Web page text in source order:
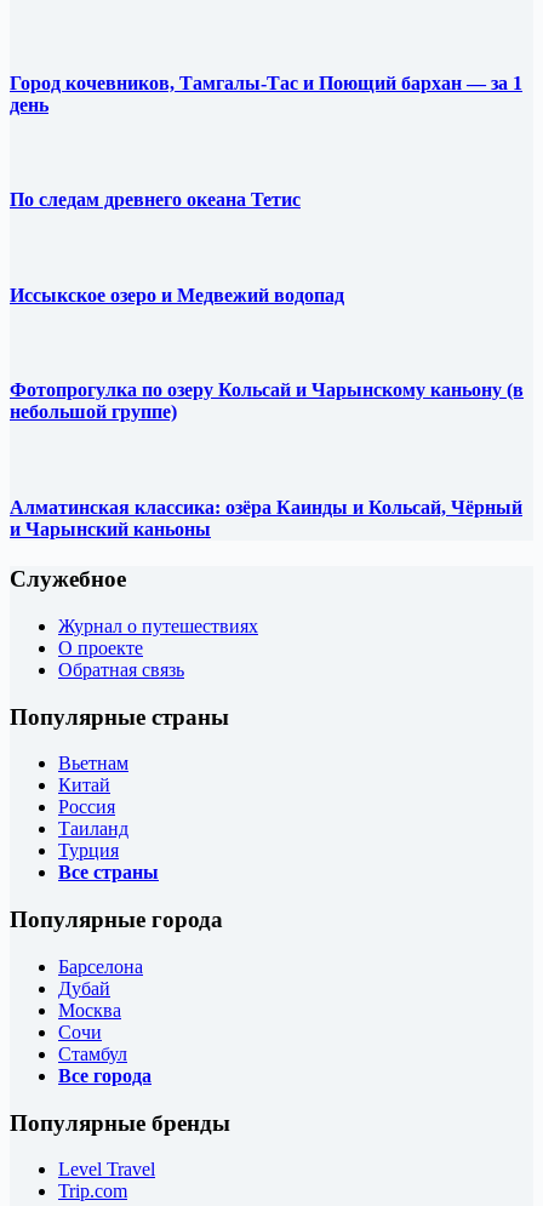
Город кочевников, Тамгалы-Тас и Поющий бархан — за 1
день
По следам древнего океана Тетис
Иссыкское озеро и Медвежий водопад
Фотопрогулка по озеру Кольсай и Чарынскому каньону (в
небольшой группе)
Алматинская классика: озёра Каинды и Кольсай, Чёрный
и Чарынский каньоны
Служебное
Журнал о путешествиях
О проекте
Обратная связь
Популярные страны
Вьетнам
Китай
Россия
Таиланд
Турция
Все страны
Популярные города
Барселона
Дубай
Москва
Сочи
Стамбул
Все города
Популярные бренды
Level Travel
Trip.com